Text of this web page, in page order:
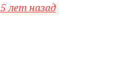
5 лет назад